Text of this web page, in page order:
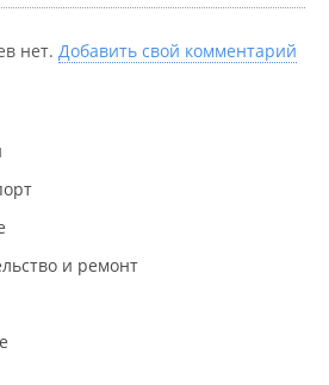
нет. Добавить свой комментарий
и ремонт